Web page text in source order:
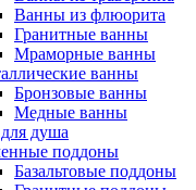
Ванны из флюорита
Гранитные ванны
Мраморные ванны
ванны
Бронзовые ванны
Медные ванны
душа
поддоны
Базальтовые поддоны